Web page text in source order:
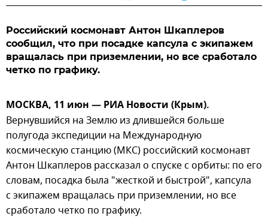
Российский космонавт Антон Шкаплеров
сообщил, что при посадке капсула с экипажем
вращалась при приземлении, но все сработало
четко по графику.
МОСКВА, 11 июн — РИА Новости (Крым).
Вернувшийся на Землю из длившейся больше
полугода экспедиции на Международную
космическую станцию (МКС) российский космонавт
Антон Шкаплеров рассказал о спуске с орбиты: по его
словам, посадка была "жесткой и быстрой", капсула
с экипажем вращалась при приземлении, но все
сработало четко по графику.